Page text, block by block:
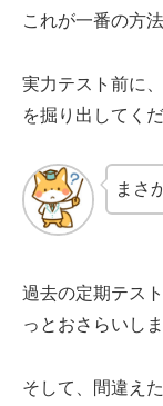
これが一番の方法
実力テスト前に
を掘り出してくだ
まさ
過去の定期テス
っとおさらいしま
そして、間違え